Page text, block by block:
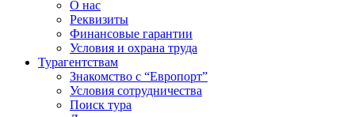
О нас
Реквизиты
Финансовые гарантии
Условия и охрана труда
Турагентствам
Знакомство с “Европорт”
Условия сотрудничества
Поиск тура